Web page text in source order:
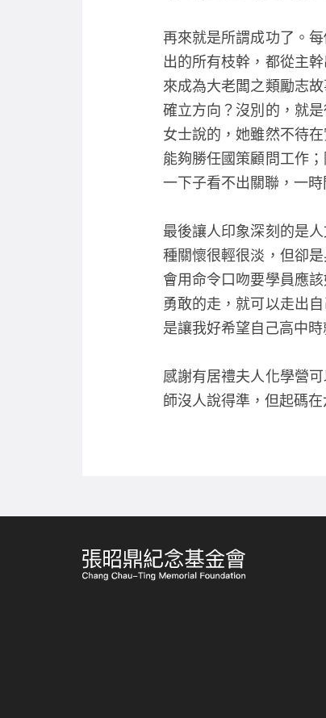
再來就是所謂成功了。
出的所有枝幹，都從主
來成為大老闆之類勵志
確立方向？沒別的，就
女士說的，她雖然不待
能夠勝任國策顧問工作
一下子看不出關聯，一
最後讓人印象深刻的是
種關懷很輕很淡，但卻
會用命令口吻要學員應
勇敢的走，就可以走出
是讓我好希望自己高中
感謝有居禮夫人化學營
師沒人說得準，但起碼